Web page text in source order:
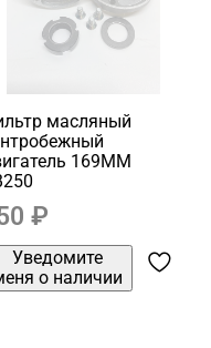
масляный
169MM
₽
Уведомите
о наличии